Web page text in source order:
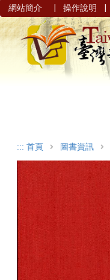
網站簡介 | 操作說明 |
::: 首頁 圖書資訊